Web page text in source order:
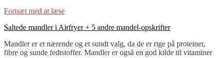
frost)
Fortsæt med at læse
link
Saltede
mandler
Saltede mandler i Airfryer + 5 andre mandel-opskrifter
Mandler er et nærende og et sundt valg, da de er rige på proteiner,
fibre og sunde fedtstoffer. Mandler er også en god kilde til vitaminer